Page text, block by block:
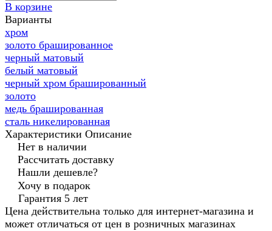
В корзине
Варианты
хром
золото брашированное
черный матовый
белый матовый
черный хром брашированный
золото
медь брашированная
сталь никелированная
Характеристики Описание
Нет в наличии
Рассчитать доставку
Нашли дешевле?
Хочу в подарок
Гарантия 5 лет
Цена действительна только для интернет-магазина и
может отличаться от цен в розничных магазинах